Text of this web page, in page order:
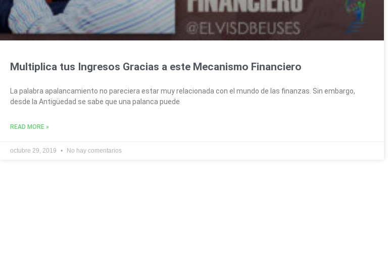
Multiplica tus Ingresos Gracias a este Mecanismo Financiero
La palabra apalancamiento no pareciera estar muy relacionada con el mundo de las finanzas. Sin embargo,
desde la Antigüedad se sabe que una palanca puede
READ MORE »
octubre 29, 2019 No hay comentarios